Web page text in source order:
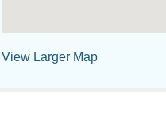
View Larger Map